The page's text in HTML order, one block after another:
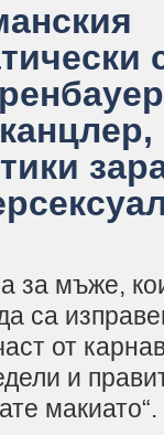
за мъже,
са
от
и
макиато“.